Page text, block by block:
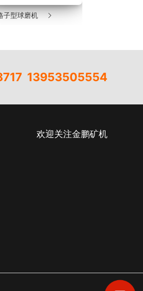
子型球磨机 
13953505554
欢迎关注金鹏矿机